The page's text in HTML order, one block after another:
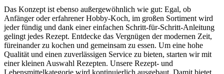
Das Konzept ist ebenso außergewöhnlich wie gut: Egal, ob
Anfänger oder erfahrener Hobby-Koch, im großen Sortiment wird
jeder fündig und dank einer einfachen Schritt-für-Schritt-Anleitung
gelingt jedes Rezept. Entdecke das Vergnügen der modernen Zeit,
füreinander zu kochen und gemeinsam zu essen. Um eine hohe
Qualität und einen zuverlässigen Service zu bieten, starten wir mit
einer kleinen Auswahl Rezepten. Unsere Rezept- und
Lebensmittelkategorie wird kontinuierlich ausgebaut. Damit bietet